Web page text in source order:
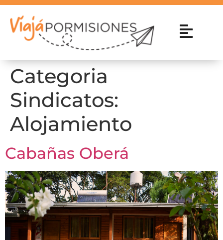
Categoria
Sindicatos:
Alojamiento
Cabañas Oberá